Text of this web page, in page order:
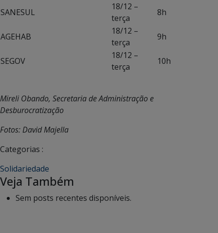
SANESUL
18/12 –
terça
8h
AGEHAB
18/12 –
terça
9h
SEGOV
18/12 –
terça
10h
Mireli Obando, Secretaria de Administração e
Desburocratização
Fotos: David Majella
Categorias :
Solidariedade
Veja Também
Sem posts recentes disponíveis.